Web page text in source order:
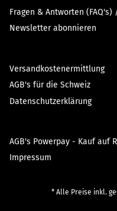
Fragen & Antworten
Newsletter abonnieren
Versandkostenermittlung
AGB's für die Schweiz
Datenschutzerklärung
AGB's Powerpay - Kauf auf
Impressum
* Alle Preise inkl.